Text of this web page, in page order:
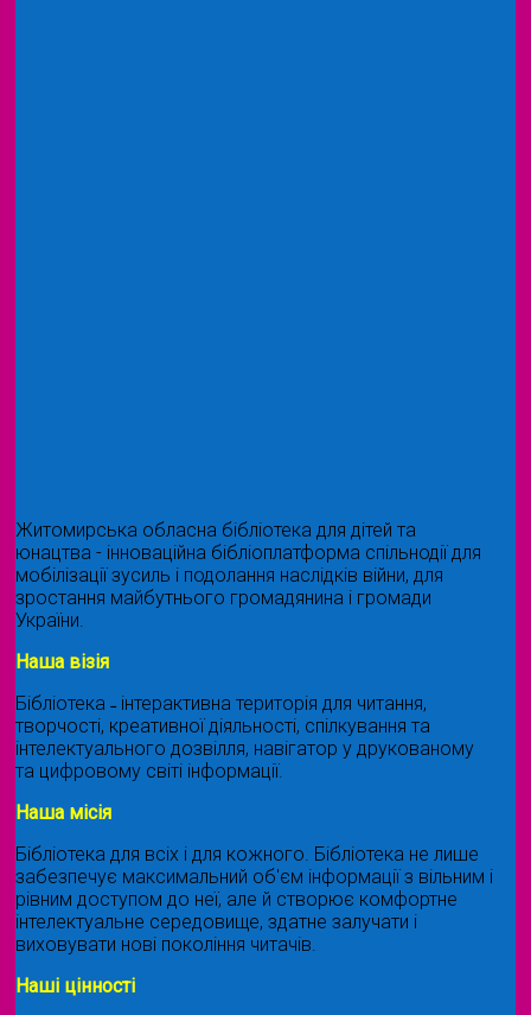
Житомирська обласна бібліотека для дітей та
юнацтва - інноваційна бібліоплатформа спільнодії для
мобілізації зусиль і подолання наслідків війни, для
зростання майбутнього громадянина і громади
України.
Наша візія
Бібліотека ˗ інтерактивна територія для читання,
творчості, креативної діяльності, спілкування та
інтелектуального дозвілля, навігатор у друкованому
та цифровому світі інформації.
Наша місія
Бібліотека для всіх і для кожного. Бібліотека не лише
забезпечує максимальний об'єм інформації з вільним і
рівним доступом до неї, але й створює комфортне
інтелектуальне середовище, здатне залучати і
виховувати нові покоління читачів.
Наші цінності